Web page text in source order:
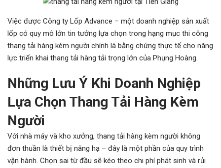
Việc được Công ty Lốp Advance – một doanh nghiệp sản xuất
lốp có quy mô lớn tin tưởng lựa chọn trong hạng mục thi công
thang tải hàng kèm người chính là bằng chứng thực tế cho năng
lực triển khai thang tải hàng tải trọng lớn của Phụng Hoàng.
Những Lưu Ý Khi Doanh Nghiệp
Lựa Chọn Thang Tải Hàng Kèm
Người
Với nhà máy và kho xưởng, thang tải hàng kèm người không
đơn thuần là thiết bị nâng hạ – đây là một phần của quy trình
vận hành. Chọn sai từ đầu sẽ kéo theo chi phí phát sinh và rủi